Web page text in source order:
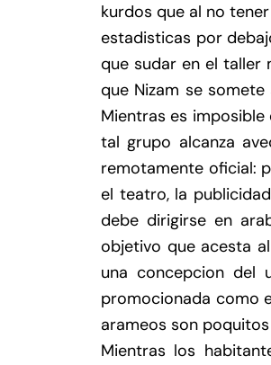
kurdos que al no
estadisticas por
que sudar en el taller
que Nizam se
Mientras es
tal grupo alcanza
remotamente oficial:
el teatro, la
debe dirigirse en
objetivo que acesta
una concepcion del
promocionada como
arameos son
Mientras los